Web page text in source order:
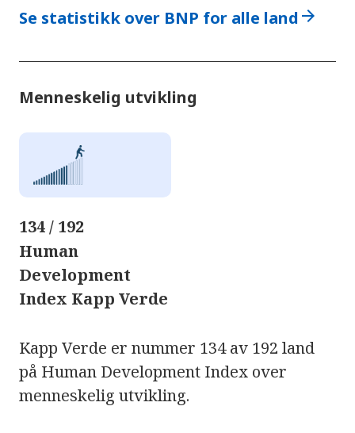
Se statistikk over BNP for alle land arrow_forward
Menneskelig utvikling
134 / 192
Human
Development
Index Kapp Verde
Kapp Verde er nummer 134 av 192 land
på Human Development Index over
menneskelig utvikling.